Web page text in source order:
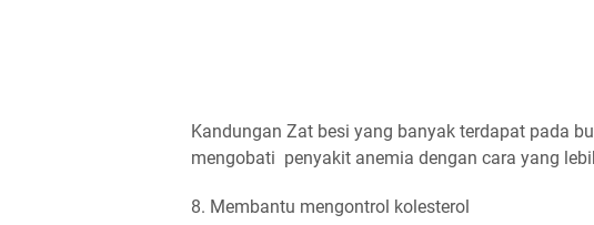
Kandungan Zat besi yang banyak terdapat pada
mengobati penyakit anemia dengan cara yang
8. Membantu mengontrol kolesterol